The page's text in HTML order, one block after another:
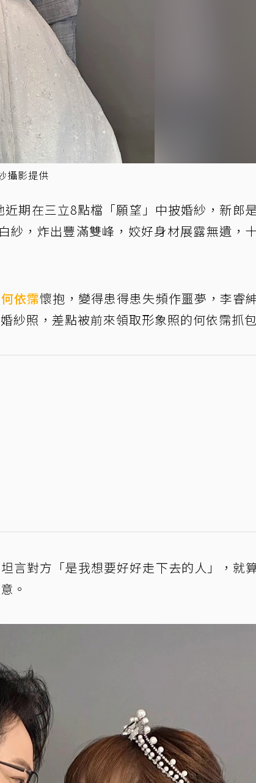
攝影提供
期在三立8點檔「願望」中披婚紗，新郎
紗，炸出豐滿雙峰，姣好身材展露無遺，
何依霈懷抱，變得患得患失頻作噩夢，李睿
紗照，差點被前來領取形象照的何依霈抓
言對方「是我想要好好走下去的人」，就
。